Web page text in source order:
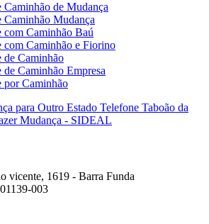
Caminhão de Mudança
Caminhão Mudança
com Caminhão Baú
com Caminhão e Fiorino
de Caminhão
de Caminhão Empresa
por Caminhão
vicente, 1619 - Barra Funda
003